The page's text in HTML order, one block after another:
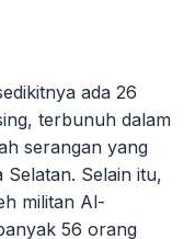
ada 26
terbunuh dalam
serangan yang
Selatan. Selain itu,
militan Al-
56 orang